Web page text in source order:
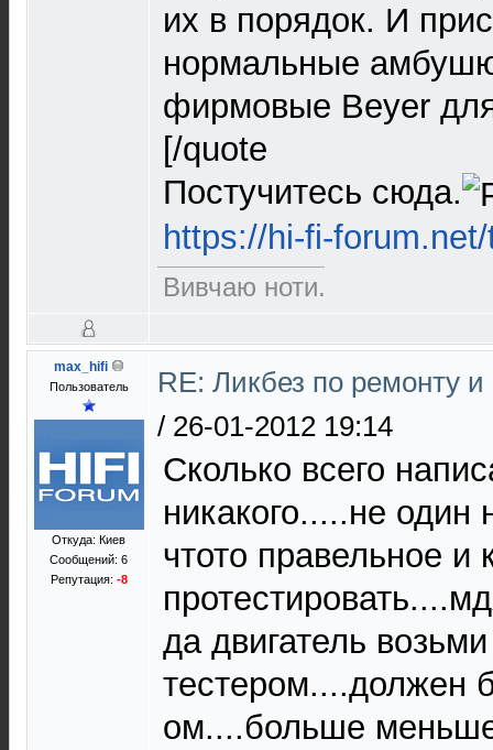
их в порядок. И
нормальные
фирмовые Beyer
[/quote
Постучитесь сюда.
https://hi-fi-
Вивчаю ноти.
max_hifi
Пользователь
Откуда: Киев
Сообщений: 6
Репутация: -8
RE: Ликбез по ремонту
/ 26-01-2012 19:14
Сколько всего
никакого.....не один
чтото правельное и
да двигатель
тестером....должен
ом....больше